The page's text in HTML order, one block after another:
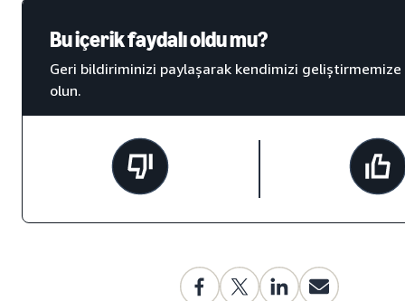
Bu içerik faydalı oldu mu?
Geri bildiriminizi paylaşarak kendimizi geliştirmemize
olun.